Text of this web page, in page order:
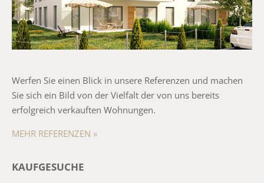
Werfen Sie einen Blick in unsere Referenzen und machen
Sie sich ein Bild von der Vielfalt der von uns bereits
erfolgreich verkauften Wohnungen.
MEHR REFERENZEN »
KAUFGESUCHE